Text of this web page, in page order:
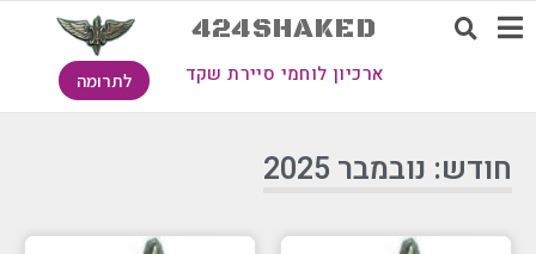
424SHAKED
ארכיון לוחמי סיירת שקד לתרומה
חודש: נובמבר 2025